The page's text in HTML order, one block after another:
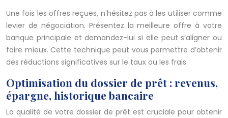
Une fois les offres reçues, n’hésitez pas à les utiliser comme
levier de négociation. Présentez la meilleure offre à votre
banque principale et demandez-lui si elle peut s’aligner ou
faire mieux. Cette technique peut vous permettre d’obtenir
des réductions significatives sur le taux ou les frais.
Optimisation du dossier de prêt : revenus,
épargne, historique bancaire
La qualité de votre dossier de prêt est cruciale pour obtenir